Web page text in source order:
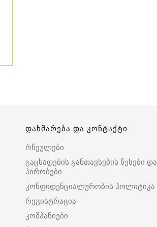
დახმარება და კონტაქტი
რჩეულები
გაცხადების განთავსების წესები და
პირობები
კონფიდენციალურობის პოლიტიკა
რეგისტრაცია
კომპანიები